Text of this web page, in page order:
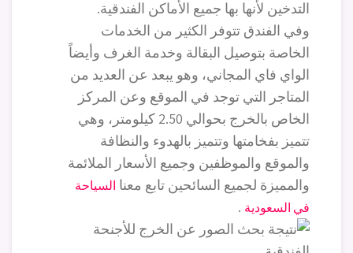
التدخين لأنها بها جميع الأماكن الفندقية.
وفي الفندق تتوفر الكثير من الخدمات
الخاصة بتوصيل البقالة وخدمة الغرف وأيضاً
الواي فاي المجاني، وهو يبعد عن العديد من
المتاجر التي توجد في الموقع وعن المركز
الخاص بالخرج بحوالي 2.50 كيلومتر، وهي
تتميز بفخامتها وتتميز بالهدوء والنظافة
والموقع والموظفين وجميع الأسعار الملائمة
والمميزة لجميع السائحين تابع معنا السياحة
في السعودية .